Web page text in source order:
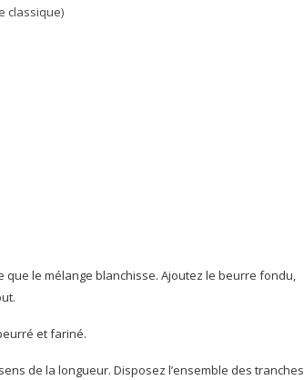
classique)
le mélange blanchisse. Ajoutez le beurre fondu,
et fariné.
de la longueur. Disposez l’ensemble des tranches